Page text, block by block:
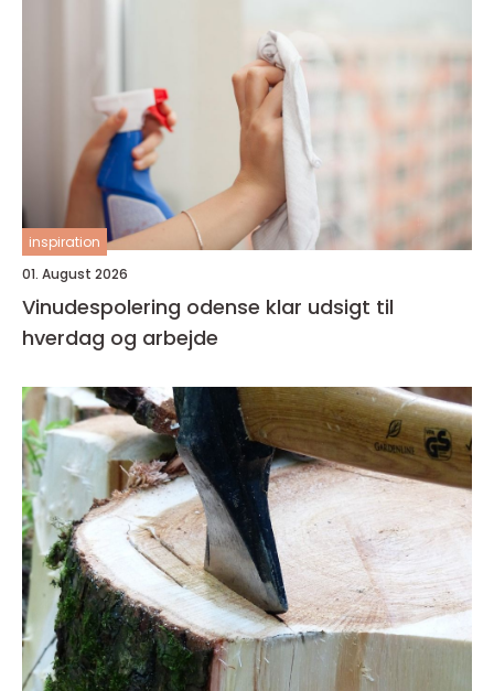
inspiration
01. August 2026
Vinudespolering odense klar udsigt til
hverdag og arbejde